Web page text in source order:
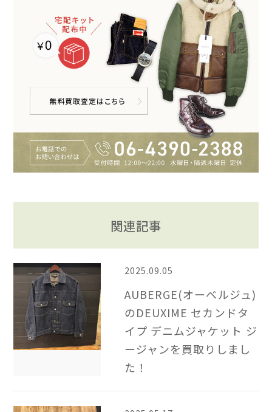
関連記事
2025.09.05
AUBERGE(オーベルジュ)
のDEUXIME セカンドタ
イプ デニムジャケット ジ
ージャンを買取りしまし
た！